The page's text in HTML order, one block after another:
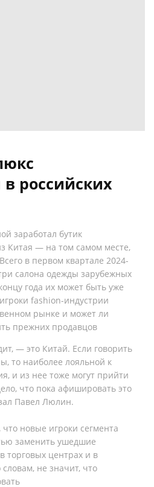
в российских
заработал бутик
Китая — на том самом месте,
в первом квартале 2024-
салона одежды зарубежных
года их может быть уже
fashion-индустрии
рынке и может ли
прежних продавцов
— это Китай. Если говорить
то наиболее лояльной к
и из нее тоже могут прийти
что пока афишировать это
Павел Люлин.
новые игроки сегмента
заменить ушедшие
торговых центрах и в
словам, не значит, что